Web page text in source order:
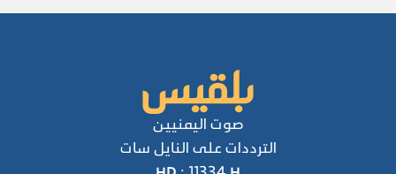
صوت اليمنيين
الترددات على النايل سات